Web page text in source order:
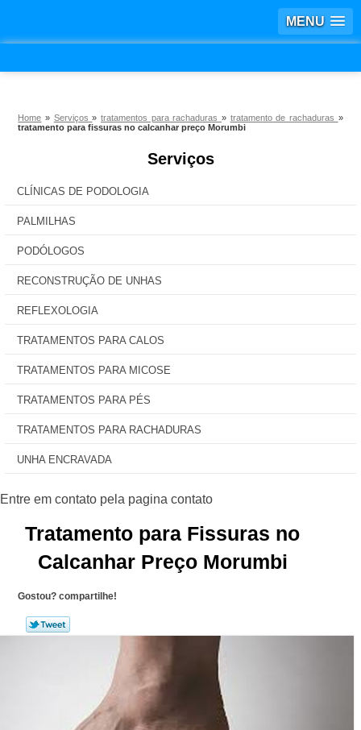
MENU
Home » Serviços»tratamentos para rachaduras » tratamento de rachaduras »
tratamento para fissuras no calcanhar preço Morumbi
Serviços
CLÍNICAS DE PODOLOGIA
PALMILHAS
PODÓLOGOS
RECONSTRUÇÃO DE UNHAS
REFLEXOLOGIA
TRATAMENTOS PARA CALOS
TRATAMENTOS PARA MICOSE
TRATAMENTOS PARA PÉS
TRATAMENTOS PARA RACHADURAS
UNHA ENCRAVADA
Tratamento para Fissuras no
Calcanhar Preço Morumbi
Gostou? compartilhe!